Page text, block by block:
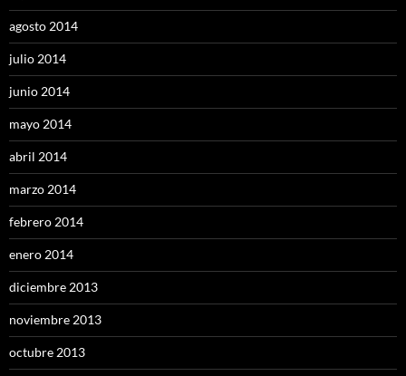
agosto 2014
julio 2014
junio 2014
mayo 2014
abril 2014
marzo 2014
febrero 2014
enero 2014
diciembre 2013
noviembre 2013
octubre 2013